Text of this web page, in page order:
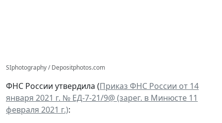
SIphotography / Depositphotos.com
ФНС России утвердила (Приказ ФНС России от 14
января 2021 г. № ЕД-7-21/9@ (зарег. в Минюсте 11
февраля 2021 г.):